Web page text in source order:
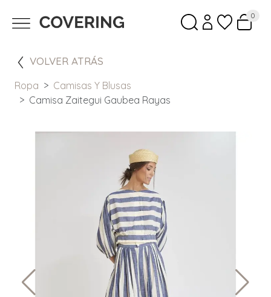
0
VOLVER ATRÁS
Ropa
Camisas Y Blusas
Camisa Zaitegui Gaubea Rayas